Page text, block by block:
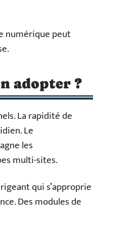
numérique peut
adopter ?
La rapidité de
Le
les
multi-sites.
qui s’approprie
Des modules de